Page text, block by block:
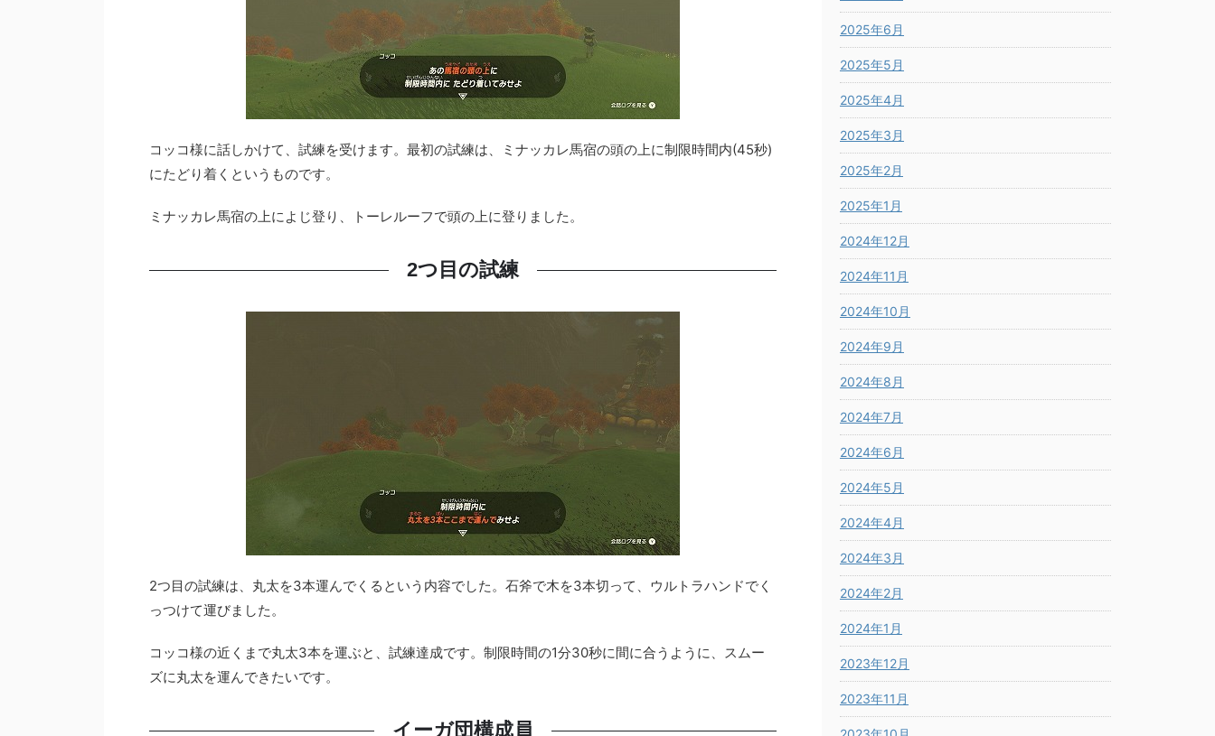
コッコ様に話しかけて、試練を受けます。最初の試練は、ミナッカレ馬宿の頭の上に制限時間内(45秒)
にたどり着くというものです。
ミナッカレ馬宿の上によじ登り、トーレルーフで頭の上に登りました。
2つ目の試練
2つ目の試練は、丸太を3本運んでくるという内容でした。石斧で木を3本切って、ウルトラハンドでく
っつけて運びました。
コッコ様の近くまで丸太3本を運ぶと、試練達成です。制限時間の1分30秒に間に合うように、スムー
ズに丸太を運んできたいです。
イーガ団構成員
2025年6月
2025年5月
2025年4月
2025年3月
2025年2月
2025年1月
2024年12月
2024年11月
2024年10月
2024年9月
2024年8月
2024年7月
2024年6月
2024年5月
2024年4月
2024年3月
2024年2月
2024年1月
2023年12月
2023年11月